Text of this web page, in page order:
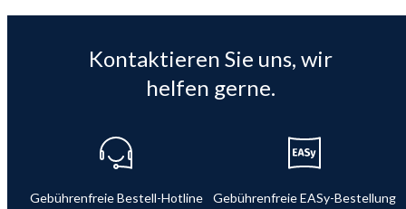
Kontaktieren Sie uns, wir
helfen gerne.
Gebührenfreie Bestell-Hotline Gebührenfreie EASy-Bestellung